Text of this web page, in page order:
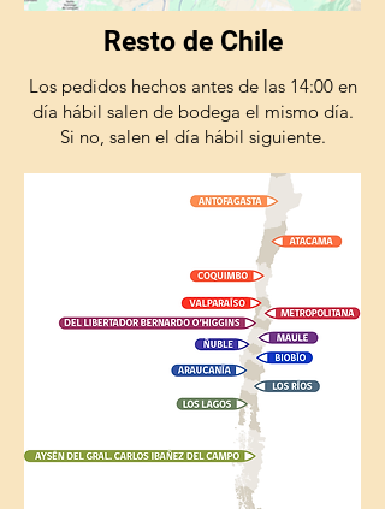
edad siempre que la aplicación
instrucciones del fabricante.
VÍA DE ADMINISTRACIÓN Y
DOSIS
Dosis del principio activo:
Dosis del producto:
Fiprokill Spray de 50 mL y 100
Aplicar 6 a 12
atomizaciones por Kg de peso
(mojando la raíz de los pelos),
de manera que el animal
quede completamente
Resto de Chile
Los pedidos hechos antes de las 14:00 en
día hábil salen de bodega el mismo día.
Si no, salen el día hábil siguiente.